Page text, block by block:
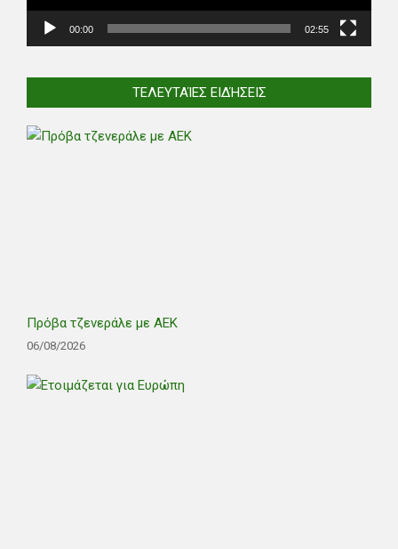
00:00 02:55
ΤΕΛΕΥΤΑΊΕΣ ΕΙΔΉΣΕΙΣ
Πρόβα τζενεράλε με ΑΕΚ
06/08/2026